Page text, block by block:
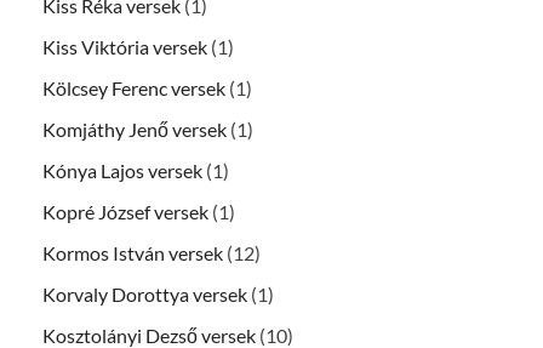
Kiss Réka versek (1)
Kiss Viktória versek (1)
Kölcsey Ferenc versek (1)
Komjáthy Jenő versek (1)
Kónya Lajos versek (1)
Kopré József versek (1)
Kormos István versek (12)
Korvaly Dorottya versek (1)
Kosztolányi Dezső versek (10)